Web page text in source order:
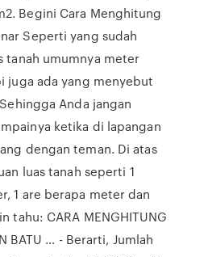
Begini Cara Menghitung
Seperti yang sudah
tanah umumnya meter
juga ada yang menyebut
Anda jangan
ketika di lapangan
dengan teman. Di atas
luas tanah seperti 1
1 are berapa meter dan
tahu: CARA MENGHITUNG
BATU … - Berarti, Jumlah